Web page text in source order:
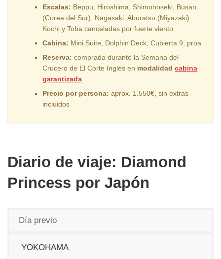
Escalas: Beppu, Hiroshima, Shimonoseki, Busan
(Corea del Sur), Nagasaki, Aburatsu (Miyazaki).
Kochi y Toba canceladas por fuerte viento
Cabina: Mini Suite, Dolphin Deck, Cubierta 9, proa
Reserva: comprada durante la Semana del
Crucero de El Corte Inglés en modalidad cabina
garantizada
Precio por persona: aprox. 1.550€, sin extras
incluidos
Diario de viaje: Diamond
Princess por Japón
Día previo
YOKOHAMA